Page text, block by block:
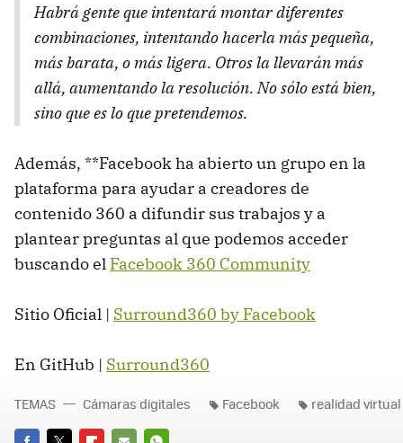
Habrá gente que intentará montar diferentes
combinaciones, intentando hacerla más pequeña,
más barata, o más ligera. Otros la llevarán más
allá, aumentando la resolución. No sólo está bien,
sino que es lo que pretendemos.
Además, **Facebook ha abierto un grupo en la
plataforma para ayudar a creadores de
contenido 360 a difundir sus trabajos y a
plantear preguntas al que podemos acceder
buscando el Facebook 360 Community
Sitio Oficial | Surround360 by Facebook
En GitHub | Surround360
TEMAS Cámaras digitales Facebook realidad virtual